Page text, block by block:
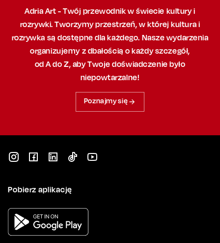
Adria Art - Twój przewodnik w świecie kultury i
rozrywki. Tworzymy przestrzeń,w której kultura i
rozrywka są dostępne dla każdego. Nasze wydarzenia
organizujemy z dbałością o każdy szczegół,
od A do Z, abyTwoje doświadczenie było
niepowtarzalne!
Poznajmy się
Pobierz aplikację